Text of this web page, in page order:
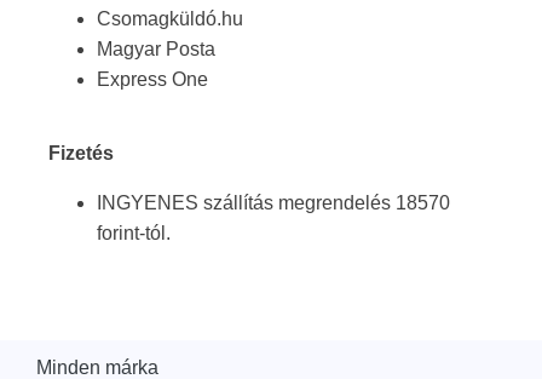
Csomagküldó.hu
Magyar Posta
Express One
Fizetés
INGYENES szállítás megrendelés 18570
forint-tól.
Minden márka